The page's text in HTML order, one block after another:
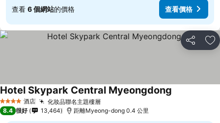
查看 6 個網站的價格 查看價格
分享 放
4 星級 酒店 化妝品聯名主題樓層
Hotel Skypark Central Myeongdong
8.4 很好 13,464 距離Myeong-dong 0.4 公里